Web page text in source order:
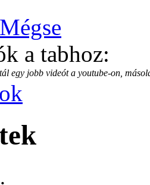
Mégse
a tabhoz:
egy jobb videót a youtube-on,